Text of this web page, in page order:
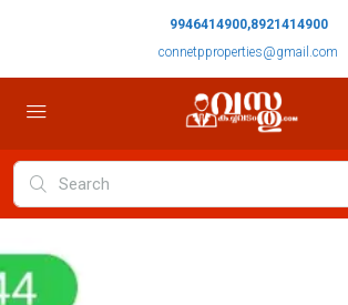
9946414900,8921414900
connetpproperties@gmail.com